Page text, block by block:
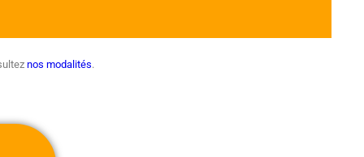
nos modalités.